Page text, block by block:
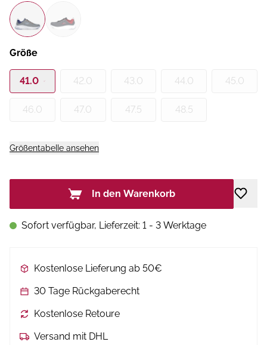
Größe
41.0 42.0 43.0 44.0 45.0
46.0 47.0 47.5 48.5
Größentabelle ansehen
In den Warenkorb
Sofort verfügbar, Lieferzeit: 1 - 3 Werktage
Kostenlose Lieferung ab 50€
30 Tage Rückgaberecht
Kostenlose Retoure
Versand mit DHL